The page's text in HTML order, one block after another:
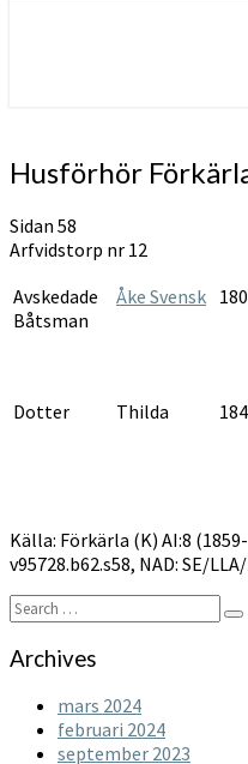
Husförhör
Förkärla
1859-
1861
Husförhör
Sidan 58
Arfvidstorp nr 12
Avskedade
Båtsman
Åke Svensk
Dotter
Thilda
Källa: Förkärla (K) AI:8
v95728.b62.s58, NAD: SE/
Search
for:
Archives
mars 2024
februari 2024
september 2023